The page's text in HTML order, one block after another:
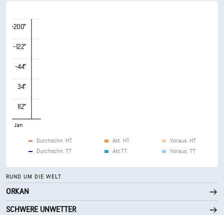
-200°
-122°
-44°
34°
112°
Jan
Durchschn. HT
Durchschn. TT
Akt. HT
Akt.TT
Voraus. HT
Voraus. TT
RUND UM DIE WELT
ORKAN
SCHWERE UNWETTER